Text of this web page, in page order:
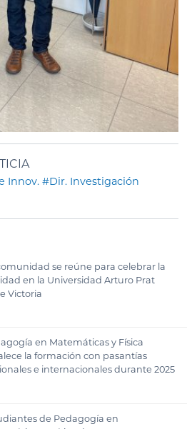
Innov. #Dir. Investigación
se reúne para celebrar la
en la Universidad Arturo Prat
Victoria
en Matemáticas y Física
la formación con pasantías
e internacionales durante 2025
de Pedagogía en